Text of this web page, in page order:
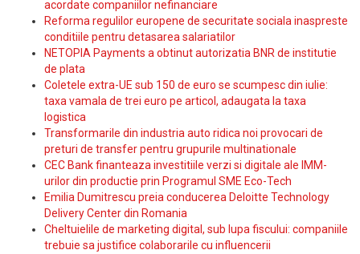
acordate companiilor nefinanciare
Reforma regulilor europene de securitate sociala inaspreste
conditiile pentru detasarea salariatilor
NETOPIA Payments a obtinut autorizatia BNR de institutie
de plata
Coletele extra-UE sub 150 de euro se scumpesc din iulie:
taxa vamala de trei euro pe articol, adaugata la taxa
logistica
Transformarile din industria auto ridica noi provocari de
preturi de transfer pentru grupurile multinationale
CEC Bank finanteaza investitiile verzi si digitale ale IMM-
urilor din productie prin Programul SME Eco-Tech
Emilia Dumitrescu preia conducerea Deloitte Technology
Delivery Center din Romania
Cheltuielile de marketing digital, sub lupa fiscului: companiile
trebuie sa justifice colaborarile cu influencerii